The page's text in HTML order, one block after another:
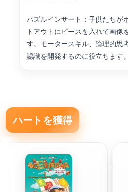
パズルインサート：子供たちが
トアウトにピースを入れて画像
す。モータースキル、論理的思
認識を開発するのに役立ちます。
ハートを獲得